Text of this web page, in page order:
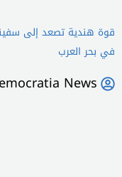
قوة هندية تصعد إلى
في بحر العرب
News